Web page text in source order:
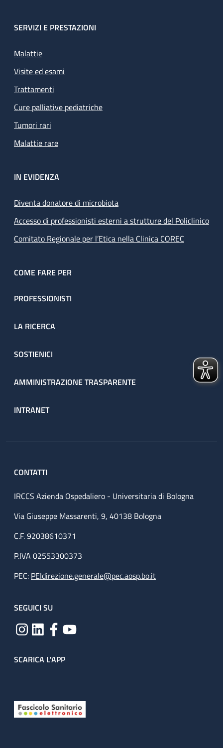
SERVIZI E PRESTAZIONI
Malattie
Visite ed esami
Trattamenti
Cure palliative pediatriche
Tumori rari
Malattie rare
IN EVIDENZA
Diventa donatore di microbiota
Accesso di professionisti esterni a strutture del Policlinico
Comitato Regionale per l’Etica nella Clinica COREC
COME FARE PER
PROFESSIONISTI
LA RICERCA
SOSTIENICI
AMMINISTRAZIONE TRASPARENTE
INTRANET
CONTATTI
IRCCS Azienda Ospedaliero - Universitaria di Bologna
Via Giuseppe Massarenti, 9, 40138 Bologna
C.F. 92038610371
P.IVA 02553300373
PEC: PEIdirezione.generale@pec.aosp.bo.it
SEGUICI SU
SCARICA L'APP